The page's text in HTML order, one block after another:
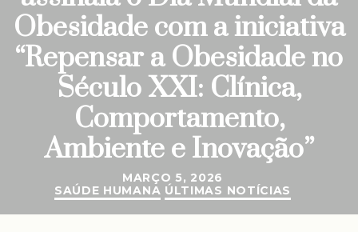
Obesidade com a iniciativa
“Repensar a Obesidade no
Século XXI: Clínica,
Comportamento,
Ambiente e Inovação”
MARÇO 5, 2026
SAÚDE HUMANA ÚLTIMAS NOTÍCIAS